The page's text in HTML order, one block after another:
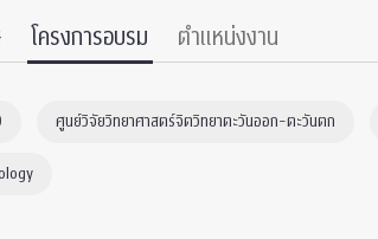
บัณฑิตศึกษา
หลักสูตรปริญญาโทและ
Clinic
เสวนาและบรรยายพิเศษนักวิจัยหลังปริญญาเอก
โครงการอบรม ตำแหน่งงาน
ศูนย์วิจัยวิทยาศาสตร์จิตวิทยาตะวันออก-ตะวันตก